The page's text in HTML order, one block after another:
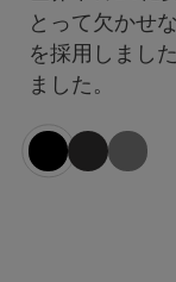
とって欠かせ
を採用しまし
ました。